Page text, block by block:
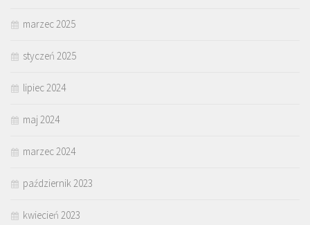
marzec 2025
styczeń 2025
lipiec 2024
maj 2024
marzec 2024
październik 2023
kwiecień 2023